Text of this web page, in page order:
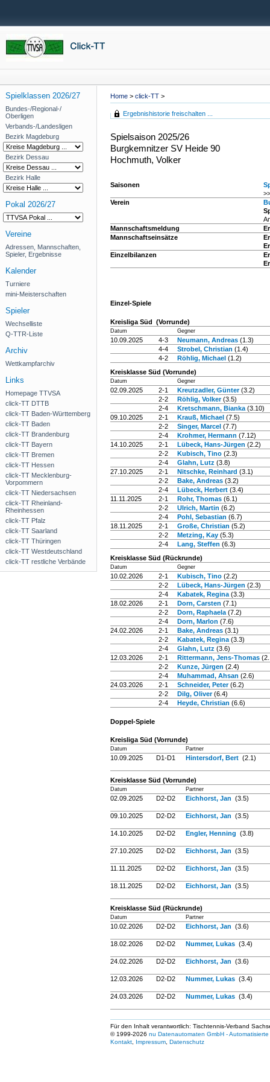
Home > click-TT >
Spielklassen 2026/27
Bundes-/Regional-/
Oberligen
Verbands-/Landesligen
Bezirk Magdeburg
Bezirk Dessau
Bezirk Halle
Pokal 2026/27
Vereine
Adressen, Mannschaften,
Spieler, Ergebnisse
Kalender
Turniere
mini-Meisterschaften
Spieler
Wechselliste
Q-TTR-Liste
Archiv
Wettkampfarchiv
Links
Homepage TTVSA
click-TT DTTB
click-TT Baden-Württemberg
click-TT Baden
click-TT Brandenburg
click-TT Bayern
click-TT Bremen
click-TT Hessen
click-TT Mecklenburg-
Vorpommern
click-TT Niedersachsen
click-TT Rheinland-
Rheinhessen
click-TT Pfalz
click-TT Saarland
click-TT Thüringen
click-TT Westdeutschland
click-TT restliche Verbände
Ergebnishistorie freischalten ...
Spielsaison 2025/26
Burgkemnitzer SV Heide 90
Hochmuth, Volker
Saisonen
Verein
Mannschaftsmeldung
Mannschaftseinsätze
Einzelbilanzen
Einzel-Spiele
Kreisliga Süd (Vorrunde)
Datum Gegner
10.09.2025 4-3 Neumann, Andreas (1.3)
4-4
Strobel, Christian (1.4)
4-2
Röhlig, Michael (1.2)
Kreisklasse Süd (Vorrunde)
Datum Gegner
02.09.2025 2-1 Kreutzadler, Günter(3.2)
2-2
Röhlig, Volker(3.5)
2-4
Kretschmann, Bianka (3.10)
09.10.2025
2-1 Krauß, Michael (7.5)
2-2
Singer, Marcel (7.7)
2-4
Krohmer, Hermann (7.12)
14.10.2025
2-1 Lübeck, Hans-Jürgen (2.2)
2-2
Kubisch, Tino (2.3)
2-4
Glahn, Lutz (3.8)
27.10.2025
2-1 Nitschke, Reinhard (3.1)
2-2
Bake, Andreas (3.2)
2-4
Lübeck, Herbert (3.4)
11.11.2025
2-1 Rohr, Thomas (6.1)
2-2
Ulrich, Martin (6.2)
2-4
Pohl, Sebastian (6.7)
18.11.2025
2-1 Große, Christian (5.2)
2-2
Metzing, Kay (5.3)
2-4
Lang, Steffen (6.3)
Kreisklasse Süd (Rückrunde)
Datum Gegner
10.02.2026 2-1 Kubisch, Tino (2.2)
2-2
Lübeck, Hans-Jürgen (2.3)
2-4
Kabatek, Regina (3.3)
18.02.2026
2-1 Dorn, Carsten (7.1)
2-2
Dorn, Raphaela (7.2)
2-4
Dorn, Marlon (7.6)
24.02.2026
2-1 Bake, Andreas (3.1)
2-2
Kabatek, Regina (3.3)
2-4
Glahn, Lutz (3.6)
12.03.2026
2-1 Rittermann, Jens-Thomas
2-2
Kunze, Jürgen (2.4)
2-4
Muhammad, Ahsan (2.6)
24.03.2026
2-1 Schneider, Peter(6.2)
2-2
Dilg, Oliver(6.4)
2-4
Heyde, Christian (6.6)
Doppel-Spiele
Kreisliga Süd (Vorrunde)
Datum Partner
10.09.2025 D1-D1 Hintersdorf, Bert (2.1)
Kreisklasse Süd (Vorrunde)
Datum Partner
02.09.2025 D2-D2 Eichhorst, Jan (3.5)
09.10.2025 D2-D2 Eichhorst, Jan (3.5)
14.10.2025 D2-D2 Engler, Henning (3.8)
27.10.2025 D2-D2 Eichhorst, Jan (3.5)
11.11.2025 D2-D2 Eichhorst, Jan (3.5)
18.11.2025 D2-D2 Eichhorst, Jan (3.5)
Kreisklasse Süd (Rückrunde)
Datum Partner
10.02.2026 D2-D2 Eichhorst, Jan (3.6)
18.02.2026 D2-D2 Nummer, Lukas (3.4)
24.02.2026 D2-D2 Eichhorst, Jan (3.6)
12.03.2026 D2-D2 Nummer, Lukas (3.4)
24.03.2026 D2-D2 Nummer, Lukas (3.4)
Für den Inhalt verantwortlich: Tischtennis-Verband
© 1999-2026 nu Datenautomaten GmbH -
Kontakt
Impressum Datenschutz